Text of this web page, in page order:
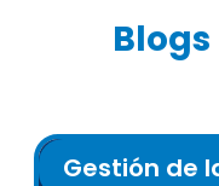
Gestión de